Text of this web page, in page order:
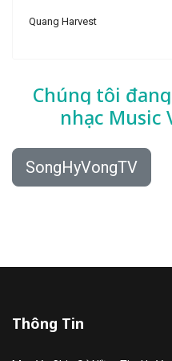
Quang Harvest
Chúng tôi
nhạc Music
SongHyVongTV
Thông Tin